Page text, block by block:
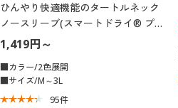
ひんやり快適機能のタートルネック
ノースリーブ(スマートドライ® プ
ラスクール)
1,419円～
■カラー/2色展開
■サイズ/M～3L
95件